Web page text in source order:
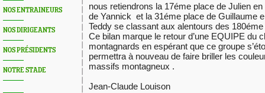
NOS ENTRAINEURS
NOS DIRIGEANTS
NOS PRÉSIDENTS
NOTRE STADE
nous retiendrons la 17éme place de Julien
de Yannick et la 31éme place de Guillaume
Teddy se classant aux alentours des
Ce bilan marque le retour d’une EQUIPE du
montagnards en espérant que ce groupe
permettra à nouveau de faire briller les
massifs montagneux .
Jean-Claude Louison